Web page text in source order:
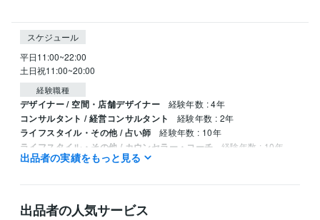
スケジュール
平日11:00~22:00
土日祝11:00~20:00
経験職種
デザイナー / 空間・店舗デザイナー 経験年数 : 4年
コンサルタント / 経営コンサルタント 経験年数 : 2年
ライフスタイル・その他 / 占い師 経験年数 : 10年
ライフスタイル・その他 / カウンセラー・コーチ 経験年数 : 10年
ライフスタイル・その他 / アドバイザー
出品者の実績をもっと見る
出品者の人気サービス